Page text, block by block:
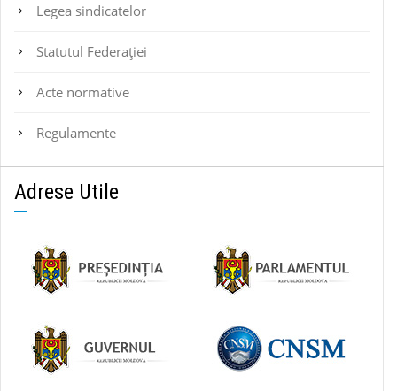
Legea sindicatelor
Statutul Federaţiei
Acte normative
Regulamente
Adrese Utile